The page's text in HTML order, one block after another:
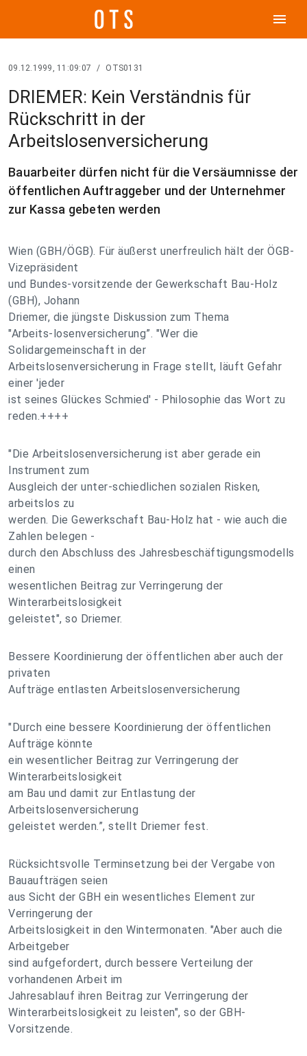
menu
09.12.1999, 11:09:07 / OTS0131
DRIEMER: Kein Verständnis für
Rückschritt in der
Arbeitslosenversicherung
Bauarbeiter dürfen nicht für die Versäumnisse der
öffentlichen Auftraggeber und der Unternehmer
zur Kassa gebeten werden
Wien (GBH/ÖGB). Für äußerst unerfreulich hält der ÖGB-
Vizepräsident
und Bundes-vorsitzende der Gewerkschaft Bau-Holz
(GBH), Johann
Driemer, die jüngste Diskussion zum Thema
"Arbeits-losenversicherung”. "Wer die
Solidargemeinschaft in der
Arbeitslosenversicherung in Frage stellt, läuft Gefahr
einer 'jeder
ist seines Glückes Schmied' - Philosophie das Wort zu
reden.++++
"Die Arbeitslosenversicherung ist aber gerade ein
Instrument zum
Ausgleich der unter-schiedlichen sozialen Risken,
arbeitslos zu
werden. Die Gewerkschaft Bau-Holz hat - wie auch die
Zahlen belegen -
durch den Abschluss des Jahresbeschäftigungsmodells
einen
wesentlichen Beitrag zur Verringerung der
Winterarbeitslosigkeit
geleistet", so Driemer.
Bessere Koordinierung der öffentlichen aber auch der
privaten
Aufträge entlasten Arbeitslosenversicherung
"Durch eine bessere Koordinierung der öffentlichen
Aufträge könnte
ein wesentlicher Beitrag zur Verringerung der
Winterarbeitslosigkeit
am Bau und damit zur Entlastung der
Arbeitslosenversicherung
geleistet werden.”, stellt Driemer fest.
Rücksichtsvolle Terminsetzung bei der Vergabe von
Bauaufträgen seien
aus Sicht der GBH ein wesentliches Element zur
Verringerung der
Arbeitslosigkeit in den Wintermonaten. "Aber auch die
Arbeitgeber
sind aufgefordert, durch bessere Verteilung der
vorhandenen Arbeit im
Jahresablauf ihren Beitrag zur Verringerung der
Winterarbeitslosigkeit zu leisten", so der GBH-
Vorsitzende.